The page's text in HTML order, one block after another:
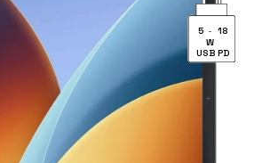
5 - 18
W
USB PD